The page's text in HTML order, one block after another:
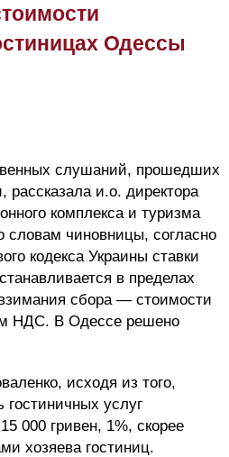
Одессы
слушаний, прошедших
рассказала и.о. директора
комплекса и туризма
словам чиновницы, согласно
кодекса Украины ставки
в пределах
сбора — стоимости
НДС. В Одессе решено
исходя из того,
гостиничных услуг
000 гривен, 1%, скорее
хозяева гостиниц.